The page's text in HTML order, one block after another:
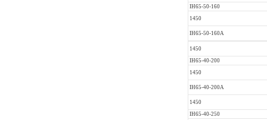
IH65-50-160
1450
IH65-50-160A
1450
IH65-40-200
1450
IH65-40-200A
1450
IH65-40-250